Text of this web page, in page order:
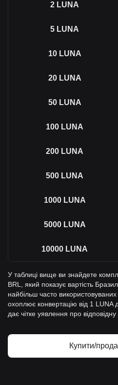
2 LUNA
5 LUNA
10 LUNA
20 LUNA
50 LUNA
100 LUNA
200 LUNA
500 LUNA
1000 LUNA
5000 LUNA
10000 LUNA
У таблиці вище ви знайдете
BRL, який показує вартість
найбільш часто
охоплює конвертацію від 1
дає чітке уявлення про відповідну
Купити/